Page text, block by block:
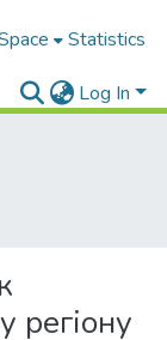
Statistics
Log In
регіону